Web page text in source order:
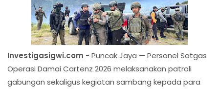
Investigasigwi.com - Puncak Jaya — Personel Satgas
Operasi Damai Cartenz 2026 melaksanakan patroli
gabungan sekaligus kegiatan sambang kepada para